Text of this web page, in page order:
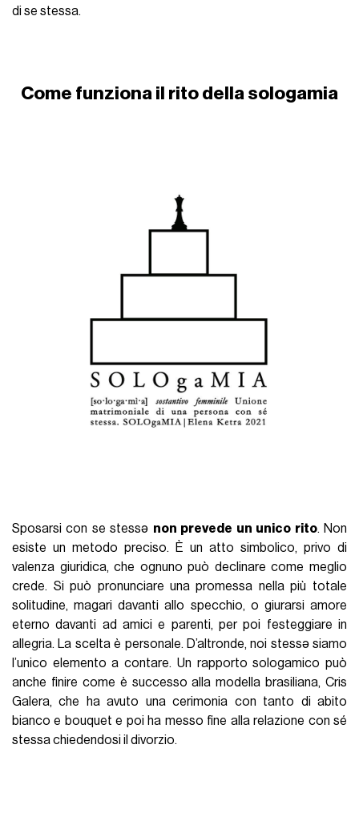
di se stessa.
Come funziona il rito della sologamia
Sposarsi con se stessə non prevede un unico rito. Non
esiste un metodo preciso. È un atto simbolico, privo di
valenza giuridica, che ognuno può declinare come meglio
crede. Si può pronunciare una promessa nella più totale
solitudine, magari davanti allo specchio, o giurarsi amore
eterno davanti ad amici e parenti, per poi festeggiare in
allegria. La scelta è personale. D’altronde, noi stessə siamo
l’unico elemento a contare. Un rapporto sologamico può
anche finire come è successo alla modella brasiliana, Cris
Galera, che ha avuto una cerimonia con tanto di abito
bianco e bouquet e poi ha messo fine alla relazione con sé
stessa chiedendosi il divorzio.